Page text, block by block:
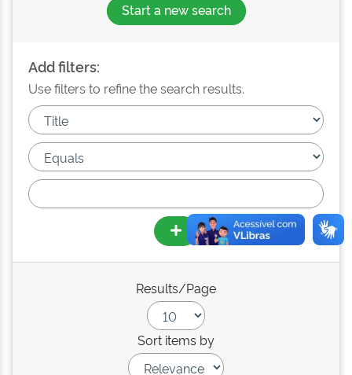
Start a new search
Add filters:
Use filters to refine the search results.
Results/Page
Sort items by